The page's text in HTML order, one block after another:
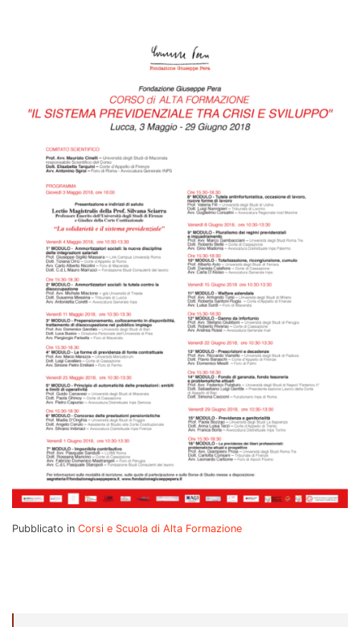
Pubblicato in Corsi e Scuola di Alta Formazione